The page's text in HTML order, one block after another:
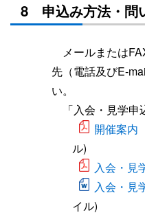
8 申込み方法・問
メールまたは
先（電話及びE-
い。
「入会・見学申
開催案内
ル)
入会・見
入会・見
イル)